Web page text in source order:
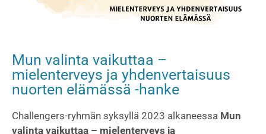
Mun valinta vaikuttaa –
mielenterveys ja yhdenvertaisuus
nuorten elämässä -hanke
Challengers-ryhmän syksyllä 2023 alkaneessa Mun
valinta vaikuttaa – mielenterveys ja